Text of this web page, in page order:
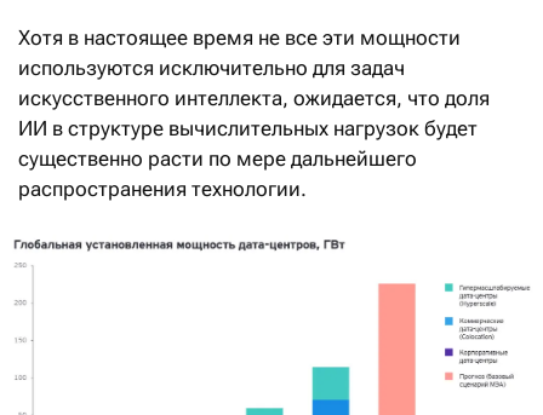
Хотя в настоящее время не все эти мощности
используются исключительно для задач
искусственного интеллекта, ожидается, что доля
ИИ в структуре вычислительных нагрузок будет
существенно расти по мере дальнейшего
распространения технологии.